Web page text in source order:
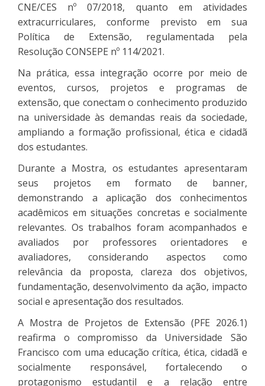
CNE/CES nº 07/2018, quanto em atividades
extracurriculares, conforme previsto em sua
Política de Extensão, regulamentada pela
Resolução CONSEPE nº 114/2021.
Na prática, essa integração ocorre por meio de
eventos, cursos, projetos e programas de
extensão, que conectam o conhecimento produzido
na universidade às demandas reais da sociedade,
ampliando a formação profissional, ética e cidadã
dos estudantes.
Durante a Mostra, os estudantes apresentaram
seus projetos em formato de banner,
demonstrando a aplicação dos conhecimentos
acadêmicos em situações concretas e socialmente
relevantes. Os trabalhos foram acompanhados e
avaliados por professores orientadores e
avaliadores, considerando aspectos como
relevância da proposta, clareza dos objetivos,
fundamentação, desenvolvimento da ação, impacto
social e apresentação dos resultados.
A Mostra de Projetos de Extensão (PFE 2026.1)
reafirma o compromisso da Universidade São
Francisco com uma educação crítica, ética, cidadã e
socialmente responsável, fortalecendo o
protagonismo estudantil e a relação entre